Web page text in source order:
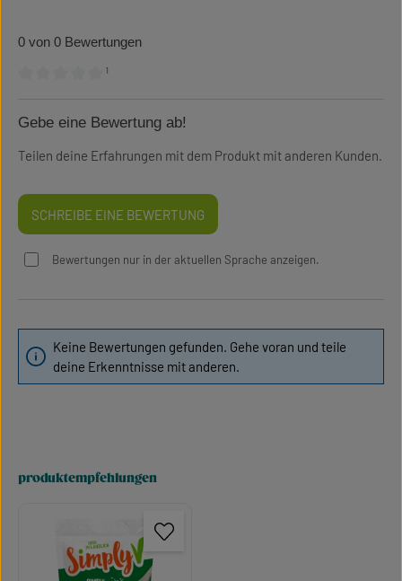
0 von 0 Bewertungen
¹
Gebe eine Bewertung ab!
Teilen deine Erfahrungen mit dem Produkt mit anderen Kunden.
SCHREIBE EINE BEWERTUNG
Bewertungen nur in der aktuellen Sprache anzeigen.
Keine Bewertungen gefunden. Gehe voran und teile
deine Erkenntnisse mit anderen.
produktempfehlungen